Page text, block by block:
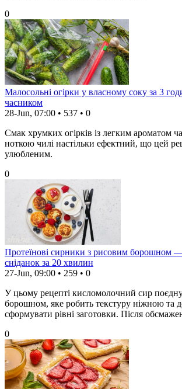
0
Малосольні огірки у власному соку за 3
часником
28-Jun, 07:00 • 537 • 0
Смак хрумких огірків із легким ароматом
ноткою чилі настільки ефектний, що цей
улюбленим.
0
Протеїнові сирники з рисовим борошном
сніданок за 20 хвилин
27-Jun, 09:00 • 259 • 0
У цьому рецепті кисломолочний сир
борошном, яке робить текстуру ніжною та
сформувати рівні заготовки. Після
0